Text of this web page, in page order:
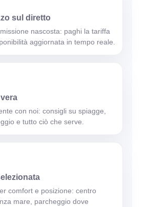
sul diretto
nascosta: paghi la tariffa
aggiornata in tempo reale.
con noi: consigli su spiagge,
e tutto ciò che serve.
comfort e posizione: centro
mare, parcheggio dove